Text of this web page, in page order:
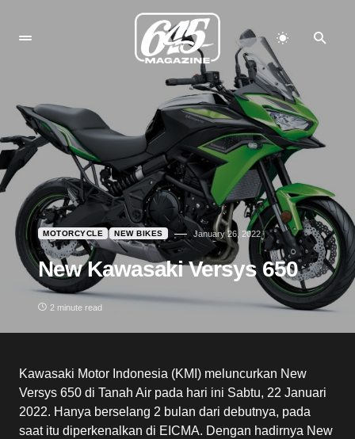
MOTORCYCLE NEW BIKES January 26, 2022
New Kawasaki Versys 650
2 minute read
Kawasaki Motor Indonesia (KMI) meluncurkan New
Versys 650 di Tanah Air pada hari ini Sabtu, 22 Januari
2022. Hanya berselang 2 bulan dari debutnya, pada
saat itu diperkenalkan di EICMA. Dengan hadirnya New